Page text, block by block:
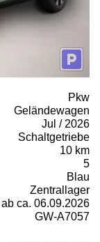
Pkw
Geländewagen
Jul / 2026
Schaltgetriebe
10 km
5
Blau
Zentrallager
ab ca. 06.09.2026
GW-A7057